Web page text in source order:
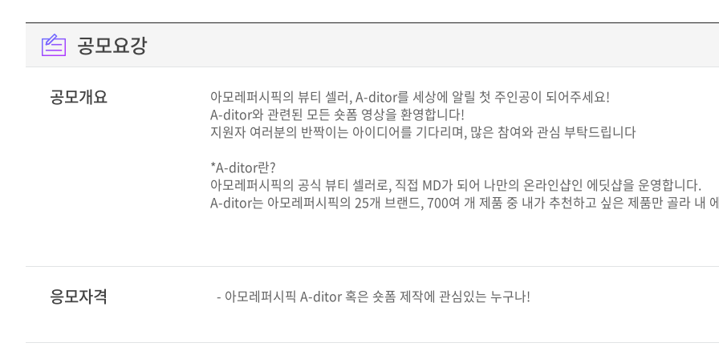
공모요강
공모개요
아모레퍼시픽의 뷰티 셀러, A-ditor를 세상에 알릴 첫 주인공이 되어주세요!
A-ditor와 관련된 모든 숏폼 영상을 환영합니다!
지원자 여러분의 반짝이는 아이디어를 기다리며, 많은 참여와 관심 부탁드립니다
*A-ditor란?
아모레퍼시픽의 공식 뷰티 셀러로, 직접 MD가 되어 나만의 온라인샵인 에딧샵을 운영합니다.
A-ditor는 아모레퍼시픽의 25개 브랜드, 700여 개 제품 중 내가 추천하고 싶은 제품만 골라 내
응모자격 - 아모레퍼시픽 A-ditor 혹은 숏폼 제작에 관심있는 누구나!